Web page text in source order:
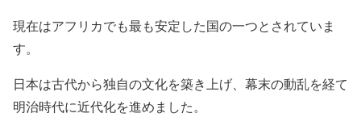
現在はアフリカでも最も安定した国の一つとされていま
す。
日本は古代から独自の文化を築き上げ、幕末の動乱を経て
明治時代に近代化を進めました。